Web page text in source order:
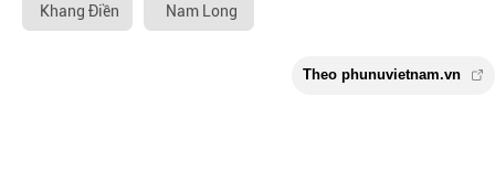
Khang Điền Nam Long